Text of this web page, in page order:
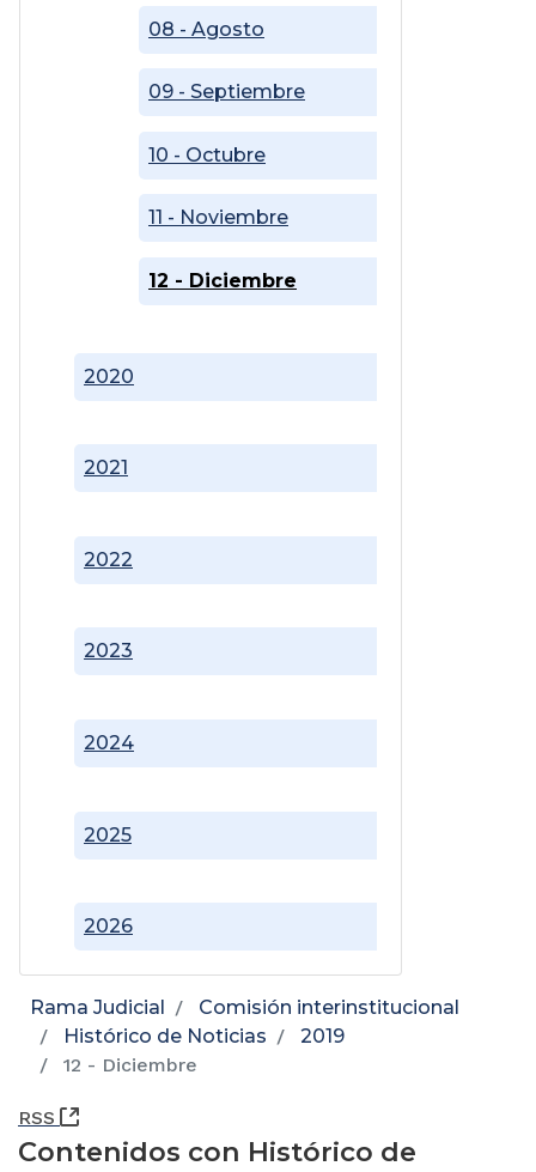
08 - Agosto
09 - Septiembre
10 - Octubre
11 - Noviembre
12 - Diciembre
2020
2021
2022
2023
2024
2025
2026
Rama Judicial
Comisión interinstitucional
Histórico de Noticias
2019
12 - Diciembre
RSS (Abre una nueva ventana)
Contenidos con Histórico de